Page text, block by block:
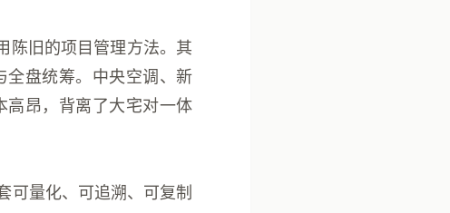
陈旧的项目管理方法。其
全盘统筹。中央空调、新
高昂，背离了大宅对一体
可量化、可追溯、可复制